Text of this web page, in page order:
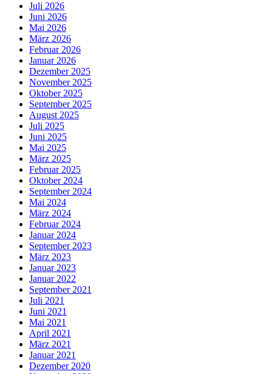
Juli 2026
Juni 2026
Mai 2026
März 2026
Februar 2026
Januar 2026
Dezember 2025
November 2025
Oktober 2025
September 2025
August 2025
Juli 2025
Juni 2025
Mai 2025
März 2025
Februar 2025
Oktober 2024
September 2024
Mai 2024
März 2024
Februar 2024
Januar 2024
September 2023
März 2023
Januar 2023
Januar 2022
September 2021
Juli 2021
Juni 2021
Mai 2021
April 2021
März 2021
Januar 2021
Dezember 2020